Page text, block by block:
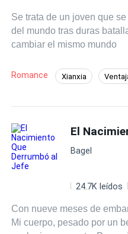
Se trata de un joven que
del mundo tras duras
cambiar el mismo mundo
Romance Xianxia
Independiente Guerrero/a
Bagel
24.7K leídos
Con nueve meses de
Mi cuerpo, pesado por un